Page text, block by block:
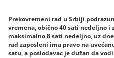
Prekovremeni rad u Srbiji
vremena, obično 40 sati nedeljno i
maksimalno 8 sati nedeljno, uz
rad zaposleni ima pravo na
satu, a poslodavac je dužan da